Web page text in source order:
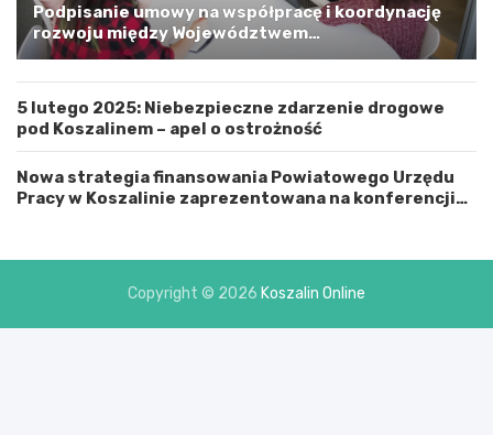
n
i
a
s
t
e
o
Podpisanie umowy na współpracę i koordynację
rozwoju między Województwem
Zachodniopomorskim a Gminą Miastem Koszalin
5 lutego 2025: Niebezpieczne zdarzenie drogowe
pod Koszalinem – apel o ostrożność
Nowa strategia finansowania Powiatowego Urzędu
Pracy w Koszalinie zaprezentowana na konferencji
Copyright © 2026 Koszalin Online